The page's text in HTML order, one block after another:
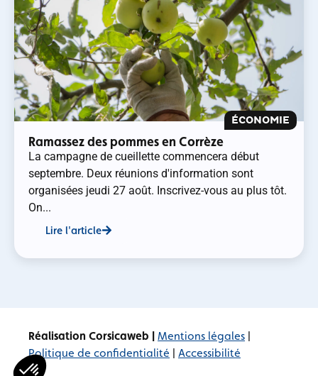
ÉCONOMIE
Ramassez des pommes en Corrèze
La campagne de cueillette commencera début
septembre. Deux réunions d'information sont
organisées jeudi 27 août. Inscrivez-vous au plus tôt.
On...
Lire l'article
Réalisation Corsicaweb | Mentions légales
Politique de confidentialité
Accessibilité